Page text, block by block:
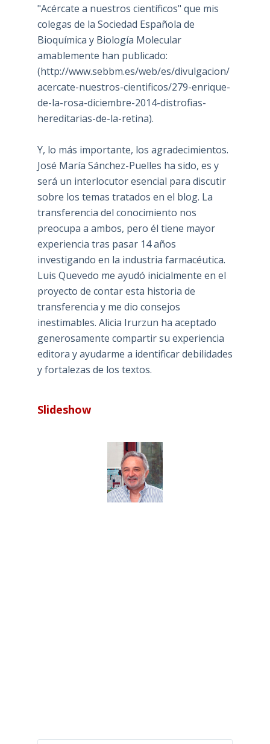
"Acércate a nuestros científicos" que mis
colegas de la Sociedad Española de
Bioquímica y Biología Molecular
amablemente han publicado:
(http://www.sebbm.es/web/es/divulgacion/
acercate-nuestros-cientificos/279-enrique-
de-la-rosa-diciembre-2014-distrofias-
hereditarias-de-la-retina).
Y, lo más importante, los agradecimientos.
José María Sánchez-Puelles ha sido, es y
será un interlocutor esencial para discutir
sobre los temas tratados en el blog. La
transferencia del conocimiento nos
preocupa a ambos, pero él tiene mayor
experiencia tras pasar 14 años
investigando en la industria farmacéutica.
Luis Quevedo me ayudó inicialmente en el
proyecto de contar esta historia de
transferencia y me dio consejos
inestimables. Alicia Irurzun ha aceptado
generosamente compartir su experiencia
editora y ayudarme a identificar debilidades
y fortalezas de los textos.
Slideshow